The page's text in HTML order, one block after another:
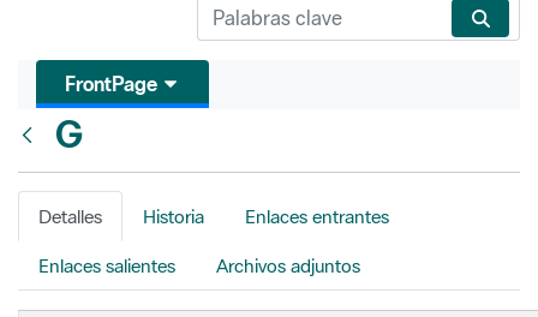
FrontPage
G
Detalles Historia Enlaces entrantes
Enlaces salientes Archivos adjuntos